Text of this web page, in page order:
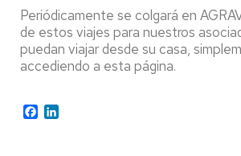
Periódicamente se colgará en
de estos viajes para nuestros
puedan viajar desde su casa,
accediendo a esta página.
Facebook